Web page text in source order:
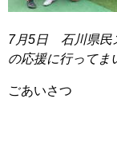
7月5日 石川県民
の応援に行ってま
ごあいさつ